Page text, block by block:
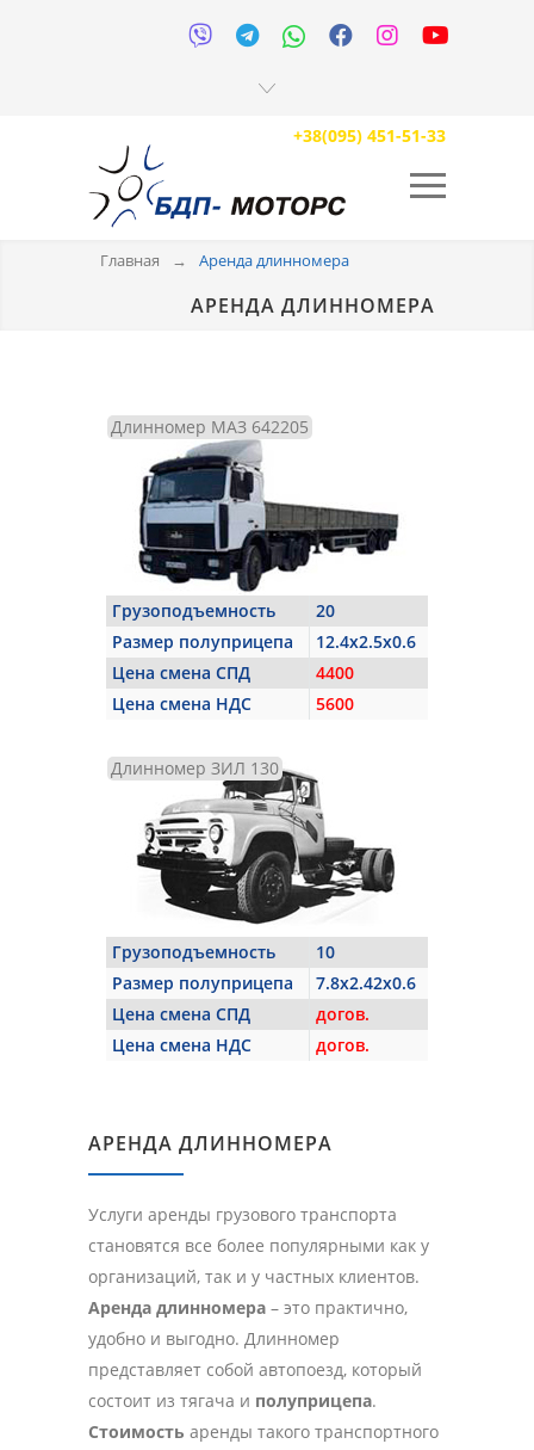
     
+38(095) 451-51-33
Главная → Аренда длинномера
АРЕНДА ДЛИННОМЕРА
Длинномер МАЗ 642205
Грузоподъемность
20
Размер полуприцепа
12.4x2.5x0.6
Цена смена СПД
4400
Цена смена НДС
5600
Длинномер ЗИЛ 130
Грузоподъемность
10
Размер полуприцепа
7.8x2.42x0.6
Цена смена СПД
догов.
Цена смена НДС
догов.
АРЕНДА ДЛИННОМЕРА
Услуги аренды грузового транспорта
становятся все более популярными как у
организаций, так и у частных клиентов.
Аренда длинномера – это практично,
удобно и выгодно. Длинномер
представляет собой автопоезд, который
состоит из тягача и полуприцепа.
Стоимость аренды такого транспортного